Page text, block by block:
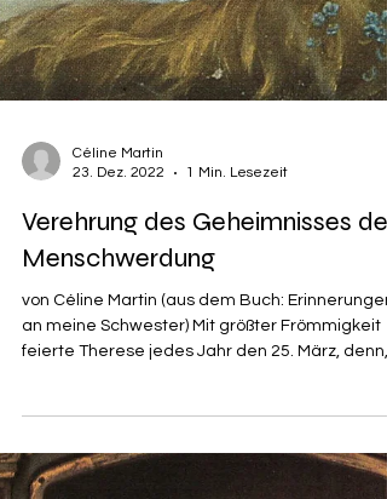
Céline Martin
23. Dez. 2022
1 Min. Lesezeit